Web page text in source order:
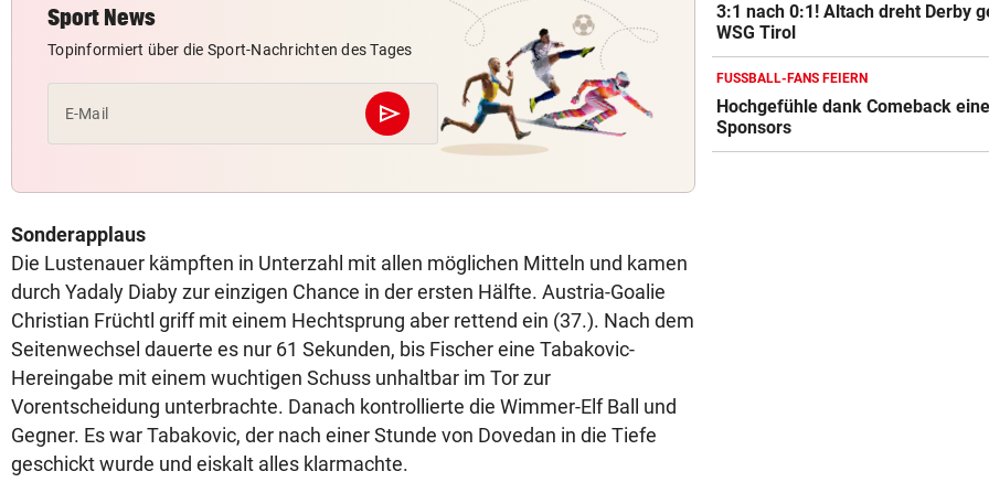
Sport News
Topinformiert über die Sport-Nachrichten des Tages
E-Mail send
Abschicken
Sonderapplaus
Die Lustenauer kämpften in Unterzahl mit allen möglichen Mitteln und kamen
durch Yadaly Diaby zur einzigen Chance in der ersten Hälfte. Austria-Goalie
Christian Früchtl griff mit einem Hechtsprung aber rettend ein (37.). Nach dem
Seitenwechsel dauerte es nur 61 Sekunden, bis Fischer eine Tabakovic-
Hereingabe mit einem wuchtigen Schuss unhaltbar im Tor zur
Vorentscheidung unterbrachte. Danach kontrollierte die Wimmer-Elf Ball und
Gegner. Es war Tabakovic, der nach einer Stunde von Dovedan in die Tiefe
geschickt wurde und eiskalt alles klarmachte.
3:1 nach 0:1! Altach dreht Derby
WSG Tirol
FUSSBALL-FANS FEIERN
Hochgefühle dank Comeback
Sponsors